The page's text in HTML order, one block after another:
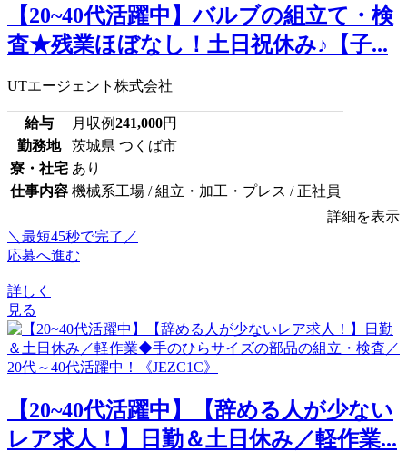
【20~40代活躍中】バルブの組立て・検
査★残業ほぼなし！土日祝休み♪【子...
UTエージェント株式会社
給与 月収例241,000円
勤務地
茨城県 つくば市
寮・社宅 あり
仕事内容 機械系工場 / 組立・加工・プレス / 正社員
詳細を表示
＼最短45秒で完了／
応募へ進む
詳しく
見る
【20~40代活躍中】【辞める人が少ない
レア求人！】日勤＆土日休み／軽作業...